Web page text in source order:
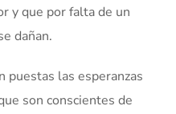
y que por falta de un
dañan.
puestas las esperanzas
son conscientes de